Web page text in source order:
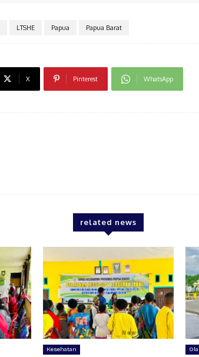
LTSHE Papua Papua Barat
X Pinterest WhatsApp
related news
Kesehatan